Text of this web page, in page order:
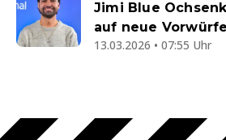
Jimi Blue
auf neue Vorwürfe
13.03.2026 • 07:55 Uhr